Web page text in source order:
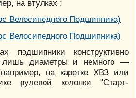
на втулках :
подшипники конструктивно
лишь диаметры и немного —
на каретке ХВЗ или
рулевой колонки "Старт-